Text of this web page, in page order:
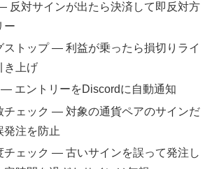
反対サインが出たら決済して即反対方
ー
ストップ ― 利益が乗ったら損切りライ
き上げ
エントリーをDiscordに自動通知
チェック ― 対象の通貨ペアのサインだ
発注を防止
チェック ― 古いサインを誤って発注し